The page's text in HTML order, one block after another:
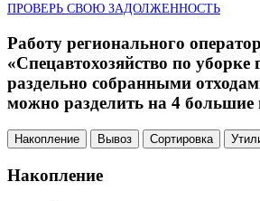
ПРОВЕРЬ СВОЮ ЗАДОЛЖЕННОСТЬ
Работу регионального
«Спецавтохозяйство по уборке
раздельно собранными
можно разделить на 4
Накопление Вывоз Сортировка
Накопление